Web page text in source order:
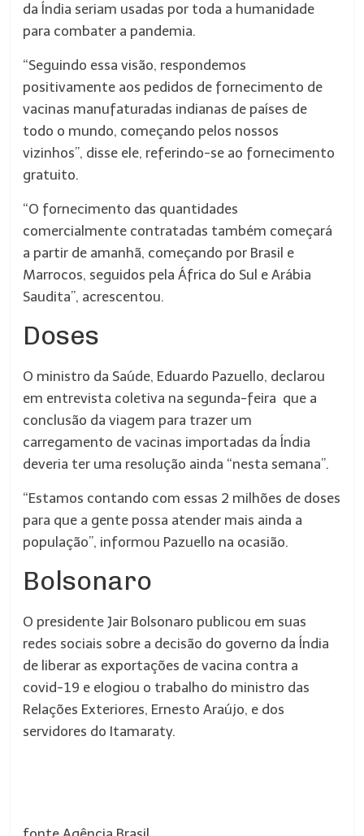
da Índia seriam usadas por toda a humanidade
para combater a pandemia.
“Seguindo essa visão, respondemos
positivamente aos pedidos de fornecimento de
vacinas manufaturadas indianas de países de
todo o mundo, começando pelos nossos
vizinhos”, disse ele, referindo-se ao fornecimento
gratuito.
“O fornecimento das quantidades
comercialmente contratadas também começará
a partir de amanhã, começando por Brasil e
Marrocos, seguidos pela África do Sul e Arábia
Saudita”, acrescentou.
Doses
O ministro da Saúde, Eduardo Pazuello, declarou
em entrevista coletiva na segunda-feira que a
conclusão da viagem para trazer um
carregamento de vacinas importadas da Índia
deveria ter uma resolução ainda “nesta semana”.
“Estamos contando com essas 2 milhões de doses
para que a gente possa atender mais ainda a
população”, informou Pazuello na ocasião.
Bolsonaro
O presidente Jair Bolsonaro publicou em suas
redes sociais sobre a decisão do governo da Índia
de liberar as exportações de vacina contra a
covid-19 e elogiou o trabalho do ministro das
Relações Exteriores, Ernesto Araújo, e dos
servidores do Itamaraty.